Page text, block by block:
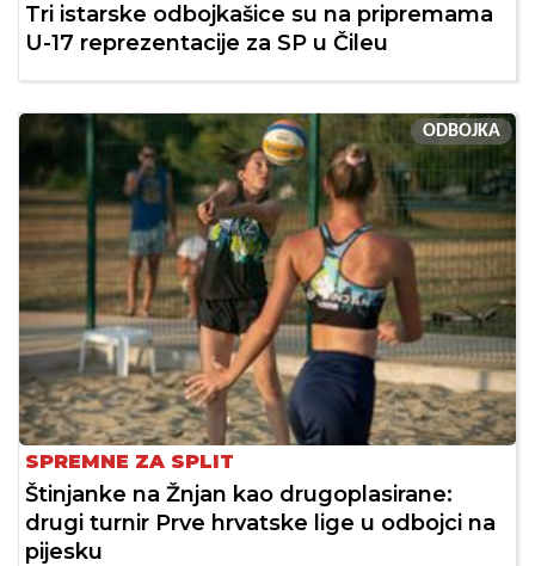
Tri istarske odbojkašice su na pripremama
U-17 reprezentacije za SP u Čileu
ODBOJKA
SPREMNE ZA SPLIT
Štinjanke na Žnjan kao drugoplasirane:
drugi turnir Prve hrvatske lige u odbojci na
pijesku